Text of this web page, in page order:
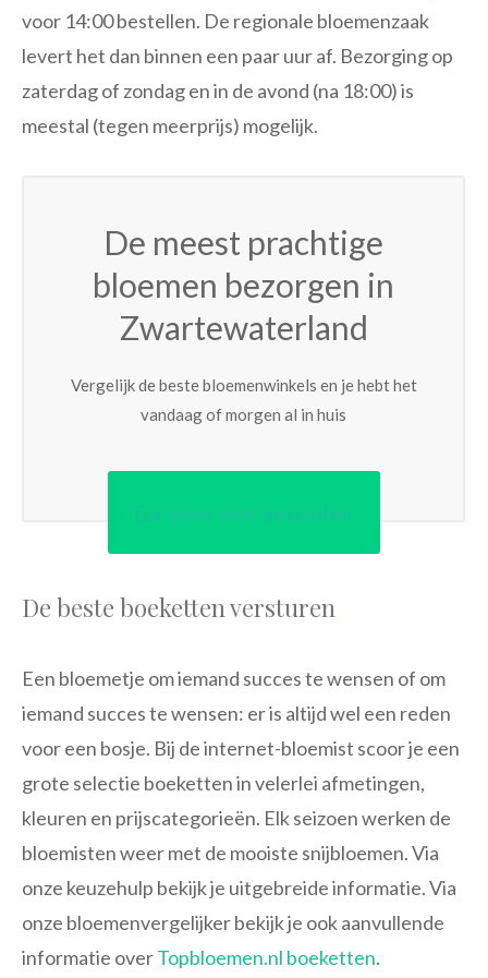
voor 14:00 bestellen. De regionale bloemenzaak
levert het dan binnen een paar uur af. Bezorging op
zaterdag of zondag en in de avond (na 18:00) is
meestal (tegen meerprijs) mogelijk.
De meest prachtige
bloemen bezorgen in
Zwartewaterland
Vergelijk de beste bloemenwinkels en je hebt het
vandaag of morgen al in huis
Ga door met bestellen
De beste boeketten versturen
Een bloemetje om iemand succes te wensen of om
iemand succes te wensen: er is altijd wel een reden
voor een bosje. Bij de internet-bloemist scoor je een
grote selectie boeketten in velerlei afmetingen,
kleuren en prijscategorieën. Elk seizoen werken de
bloemisten weer met de mooiste snijbloemen. Via
onze keuzehulp bekijk je uitgebreide informatie. Via
onze bloemenvergelijker bekijk je ook aanvullende
informatie overTopbloemen.nl boeketten.